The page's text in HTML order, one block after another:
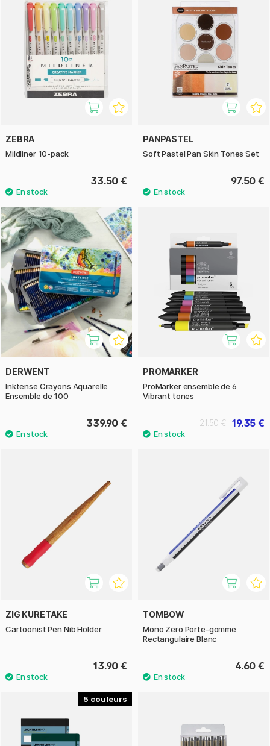
ZEBRA
Mildliner 10-pack
33.50 €
PANPASTEL
Soft Pastel Pan Skin Tones Set
97.50 €
DERWENT
Inktense Crayons Aquarelle
Ensemble de 100
339.90 €
PROMARKER
ProMarker ensemble de 6
Vibrant tones
19.35 €
21.50 €
ZIG KURETAKE
Cartoonist Pen Nib Holder
13.90 €
TOMBOW
Mono Zero Porte-gomme
Rectangulaire Blanc
4.60 €
5